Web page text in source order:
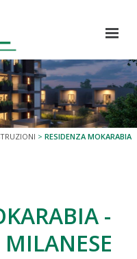
>RESIDENZA MOKARABIA
-